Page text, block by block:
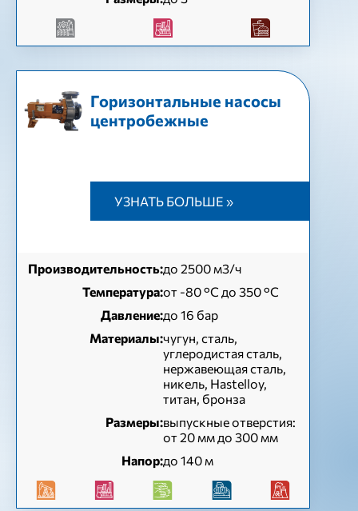
Горизонтальные насосы
центробежные
УЗНАТЬ БОЛЬШЕ »
Производительность:до 2500 м3/ч
Температура:от -80 °C до 350 °C
Давление:до 16 бар
Материалы:чугун, сталь,
углеродистая сталь,
нержавеющая сталь,
никель, Hastelloy,
титан, бронза
Размеры:выпускные отверстия:
от 20 мм до 300 мм
Напор:до 140 м